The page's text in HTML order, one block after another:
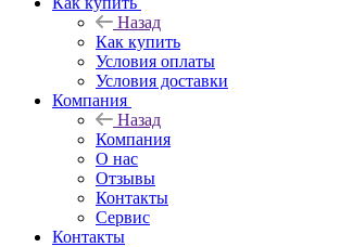
Назад
Как купить
Условия оплаты
Условия доставки
Компания
Назад
Компания
О нас
Отзывы
Контакты
Сервис
Контакты